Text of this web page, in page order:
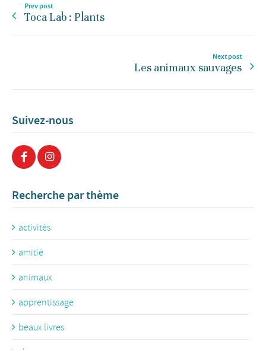
Prev post
Toca Lab : Plants
Next post
Les animaux sauvages
Suivez-nous
Recherche par thème
activités
amitié
animaux
apprentissage
beaux livres